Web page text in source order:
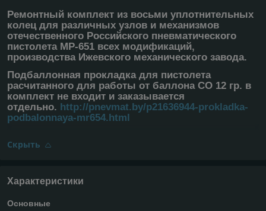
Ремонтный комплект из восьми уплотнительных
колец для различных узлов и механизмов
отечественного Российского пневматического
пистолета МР-651 всех модификаций,
производства Ижевского механического завода.
Подбаллонная прокладка для пистолета
расчитанного для работы от баллона СО 12 гр. в
комплект не входит и заказывается
отдельно. http://pnevmat.by/p21636944-prokladka-
podbalonnaya-mr654.html
Скрыть
Характеристики
Основные